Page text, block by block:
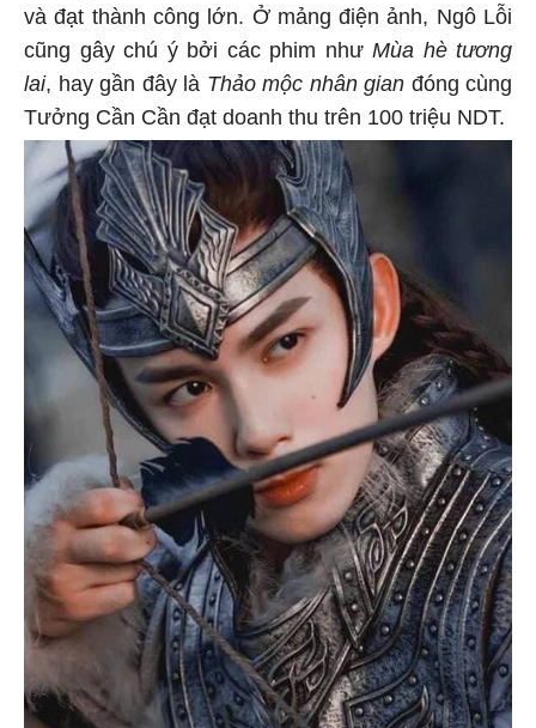
và đạt thành công lớn. Ở mảng điện ảnh, Ngô Lỗi
cũng gây chú ý bởi các phim như Mùa hè tương
lai, hay gần đây là Thảo mộc nhân gian đóng cùng
Tưởng Cần Cần đạt doanh thu trên 100 triệu NDT.